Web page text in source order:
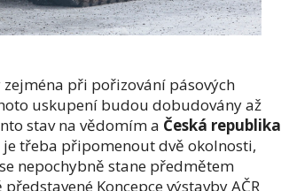
při pořizování pásových
uskupení budou dobudovány až
stav na vědomím a Česká republika
je třeba připomenout dvě okolnosti,
nepochybně stane předmětem
Koncepce výstavby AČR